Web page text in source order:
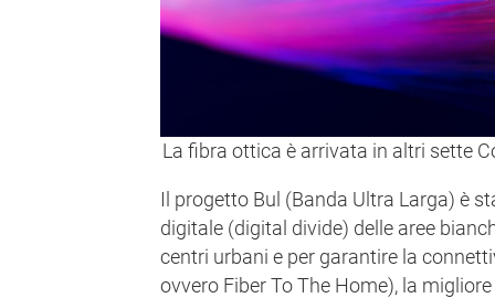
La fibra ottica è arrivata in altri sette
Il progetto Bul (Banda Ultra Larga) è
digitale (digital divide) delle aree
centri urbani e per garantire la
ovvero Fiber To The Home), la